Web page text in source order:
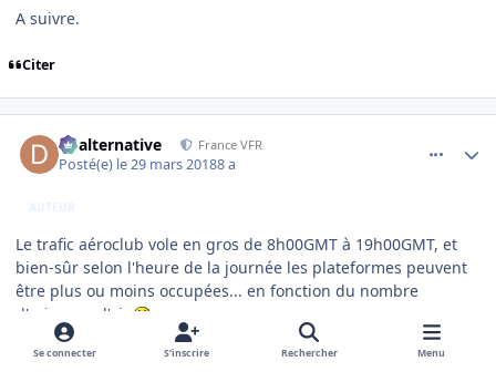
A suivre.
Citer
dbalternative France VFR
Posté(e) le 29 mars 20188 a
AUTEUR
Le trafic aéroclub vole en gros de 8h00GMT à 19h00GMT, et
bien-sûr selon l'heure de la journée les plateformes peuvent
être plus ou moins occupées... en fonction du nombre
d'avions en l'air
Se connecter S’inscrire Rechercher Menu